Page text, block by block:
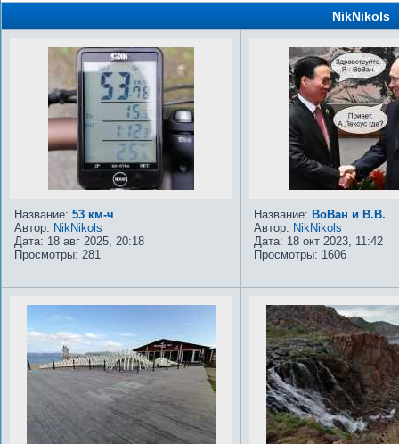
NikNikols
Название: 53 км-ч
Автор: NikNikols
Дата: 18 авг 2025, 20:18
Просмотры: 281
Название: ВоВан и В.В.
Автор: NikNikols
Дата: 18 окт 2023, 11:42
Просмотры: 1606